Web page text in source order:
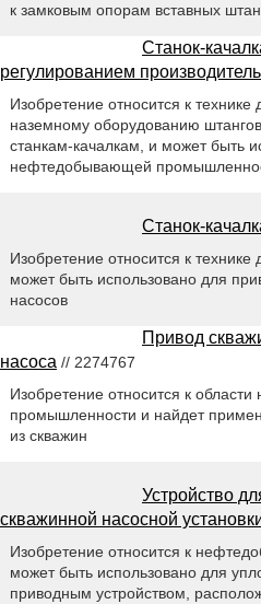
к замковым опорам вставных
Станок-
регулированием
Изобретение относится к
наземному оборудованию
станкам-качалкам, и может быть
нефтедобывающей
Станок-
Изобретение относится к
может быть использовано для
насосов
Привод
насоса // 2274767
Изобретение относится к
промышленности и найдет
из скважин
Устройство
скважинной насосной
Изобретение относится к
может быть использовано для
приводным устройством,